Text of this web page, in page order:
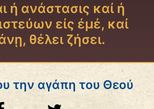
ή ανάστασις καί ή
είς έμέ, καί
θέλει ζήσει.
την αγάπη του Θεού